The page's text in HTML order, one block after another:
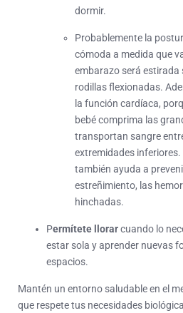
dormir.
Probablemente la
cómoda a medida que
embarazo será
rodillas flexionadas.
la función cardíaca,
bebé comprima las
transportan sangre
extremidades
también ayuda a
estreñimiento, las
hinchadas.
Permítete llorarcuando lo
estar sola y aprender nuevas
espacios.
Mantén un entorno saludable en el
que respete tus necesidades